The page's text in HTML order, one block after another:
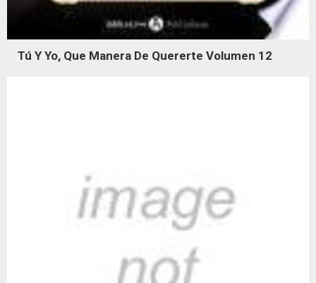
Tú Y Yo, Que Manera De Quererte Volumen 12